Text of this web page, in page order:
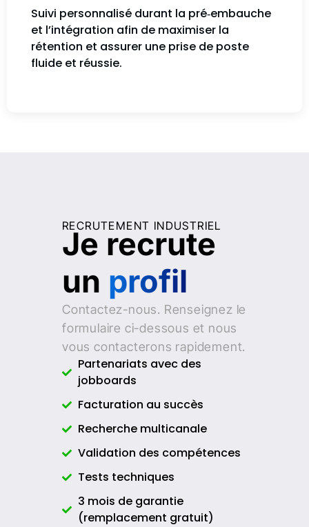
Suivi personnalisé durant la pré‑embauche
et l’intégration afin de maximiser la
rétention et assurer une prise de poste
fluide et réussie.
RECRUTEMENT INDUSTRIEL
Je recrute
un profil
Contactez-nous. Renseignez le
formulaire ci-dessous et nous
vous contacterons rapidement.
Partenariats avec des
jobboards
Facturation au succès
Recherche multicanale
Validation des compétences
Tests techniques
3 mois de garantie
(remplacement gratuit)